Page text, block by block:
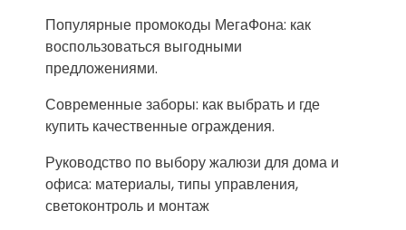
Популярные промокоды МегаФона: как
воспользоваться выгодными
предложениями.
Современные заборы: как выбрать и где
купить качественные ограждения.
Руководство по выбору жалюзи для дома и
офиса: материалы, типы управления,
светоконтроль и монтаж